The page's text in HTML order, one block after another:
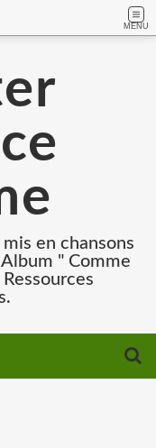
MENU
en chansons
" Comme